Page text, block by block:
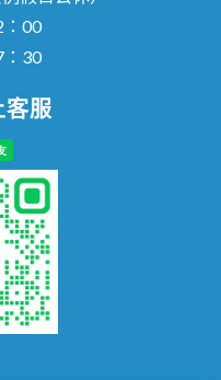
：00
：30
服